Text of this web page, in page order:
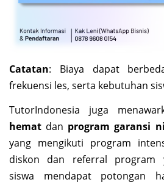
Catatan: Biaya dapat
frekuensi les, serta kebutuhan
TutorIndonesia juga
hemat dan program garansi
yang mengikuti program
diskon dan referral program
siswa mendapat potongan